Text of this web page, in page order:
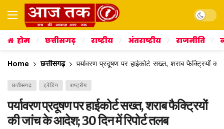
Dark
होम छत्तीसगढ़ राष्ट्रीय अंतराष्ट्रीय राजनीति
Home छत्तीसगढ़ पर्यावरण प्रदूषण पर हाईकोर्ट सख्त, शराब फैक्ट्रियों
छत्तीसगढ़ ट्रेंडिंग राष्ट्रीय
पर्यावरण प्रदूषण पर हाईकोर्ट सख्त, शराब फैक्ट्रियों
की जांच के आदेश; 30 दिन में रिपोर्ट तलब